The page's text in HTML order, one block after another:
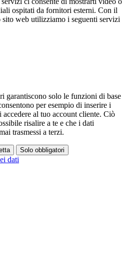
ospitati da fornitori esterni. Con il
sito web utilizziamo i seguenti servizi
garantiscono solo le funzioni di base
per esempio di inserire i
al tuo account cliente. Ciò
risalire a te e che i dati
trasmessi a terzi.
Solo obbligatori
dati